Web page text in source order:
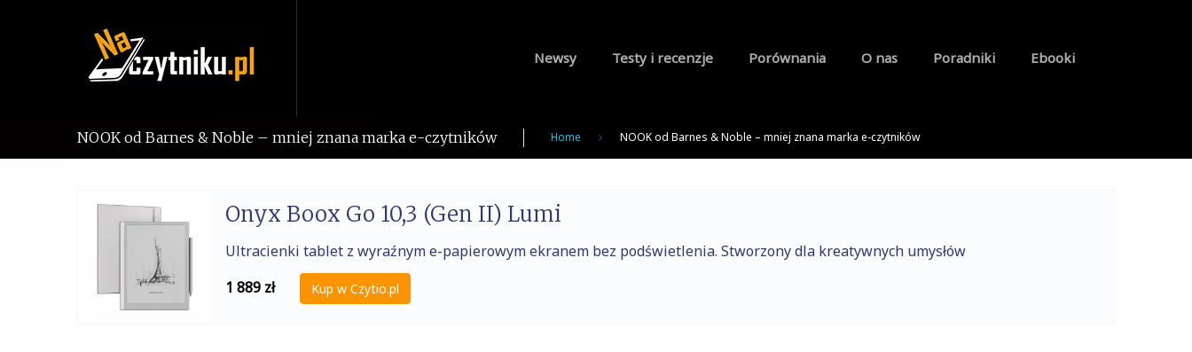
Newsy Testy i recenzje Porównania O nas Poradniki Ebooki
NOOK od Barnes & Noble – mniej znana marka e-czytników Home NOOK od Barnes & Noble – mniej znana marka e-czytników
Onyx Boox Go 10,3 (Gen II) Lumi
Ultracienki tablet z wyraźnym e-papierowym ekranem bez podświetlenia. Stworzony dla kreatywnych umysłów
1 889 zł Kup w Czytio.pl